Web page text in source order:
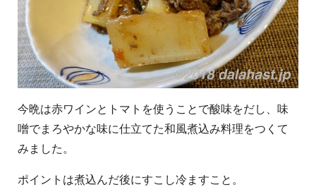
今晩は赤ワインとトマトを使うことで酸味をだし、味
噌でまろやかな味に仕立てた和風煮込み料理をつくて
みました。
ポイントは煮込んだ後にすこし冷ますこと。